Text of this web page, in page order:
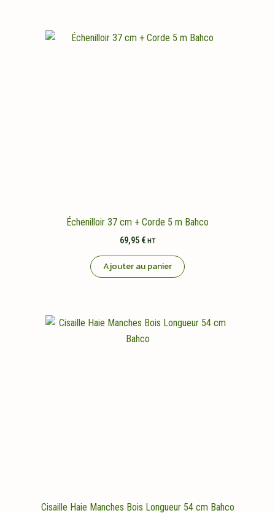
Échenilloir 37 cm + Corde 5 m Bahco
69,95 € HT
Ajouter au panier
Cisaille Haie Manches Bois Longueur 54 cm Bahco